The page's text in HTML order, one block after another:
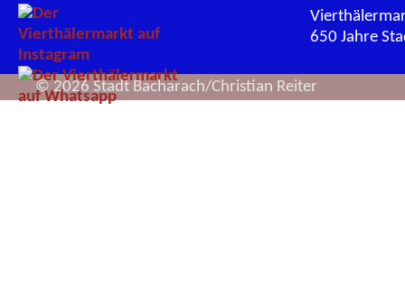
650 Jahre
© 2026 Stadt Bacharach/Christian Reiter